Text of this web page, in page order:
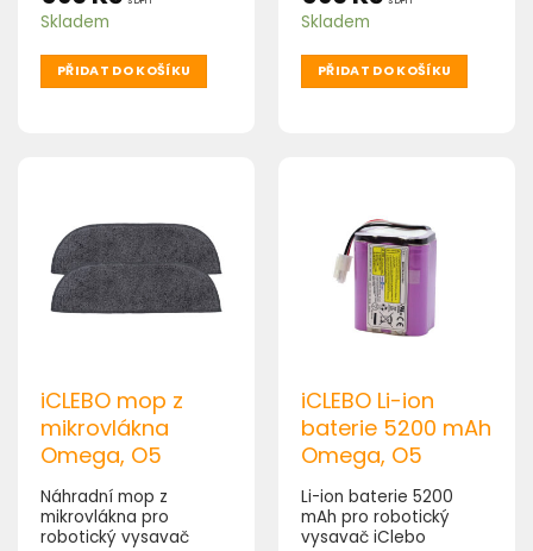
Skladem
PŘIDAT DO KOŠÍKU
Skladem
PŘIDAT DO KOŠÍKU
iCLEBO mop z
mikrovlákna
Omega, O5
Náhradní mop z
mikrovlákna pro
robotický vysavač
iCLEBO Li-ion
baterie 5200 mAh
Omega, O5
Li-ion baterie 5200
mAh pro robotický
vysavač iClebo